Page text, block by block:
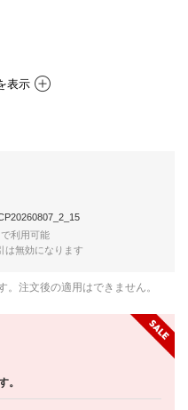
表示
利用可能
は無効になります
注文後の適用はできません。
。